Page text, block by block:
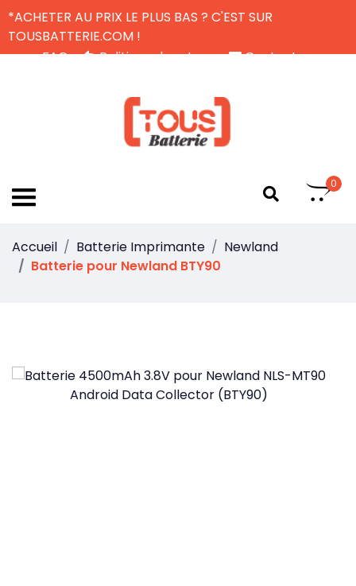
*ACHETER AU PRIX LE PLUS BAS ? C'EST SUR
TOUSBATTERIE.COM !
FAQ
Politique de retour
Contactez-nous
0
Accueil Batterie Imprimante
Newland
Batterie pour Newland BTY90